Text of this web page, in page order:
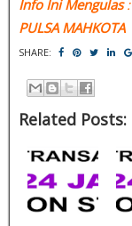
Info Ini Mengulas:
PULSA MAHKOTA
SHARE:
Related Posts: